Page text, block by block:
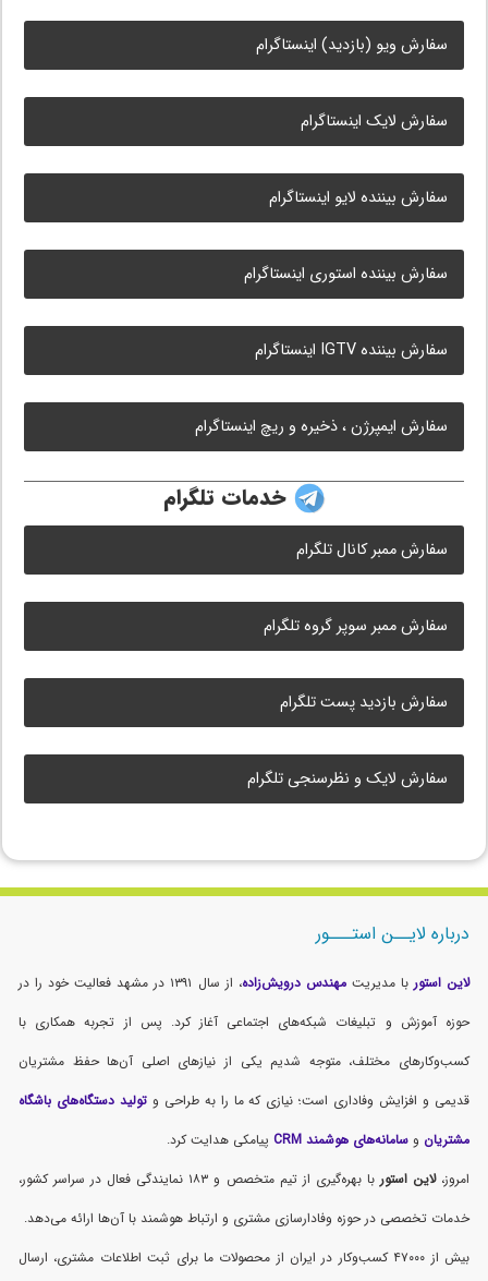
سفارش ویو (بازدید) اینستاگرام
سفارش لایک اینستاگرام
سفارش بیننده لایو اینستاگرام
سفارش بیننده استوری اینستاگرام
سفارش بیننده IGTV اینستاگرام
سفارش ایمپرژن ، ذخیره و ریچ اینستاگرام
خدمات تلگرام
سفارش ممبر کانال تلگرام
سفارش ممبر سوپر گروه تلگرام
سفارش بازدید پست تلگرام
سفارش لایک و نظرسنجی تلگرام